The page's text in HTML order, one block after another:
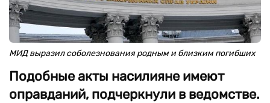
МИД выразил соболезнования родным и близким погибших
Подобные акты насилияне имеют
оправданий, подчеркнули в ведомстве.